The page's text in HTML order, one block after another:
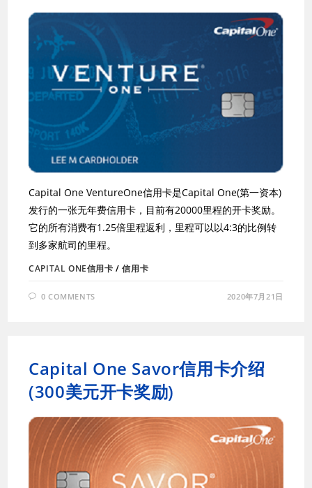
Capital One VentureOne信用卡是Capital One(第一资本)
发行的一张无年费信用卡，目前有20000里程的开卡奖励。
它的所有消费有1.25倍里程返利，里程可以以4:3的比例转
到多家航司的里程。
CAPITAL ONE信用卡 /信用卡
0 COMMENTS 2020年7月21日
Capital One Savor信用卡介绍
(300美元开卡奖励)